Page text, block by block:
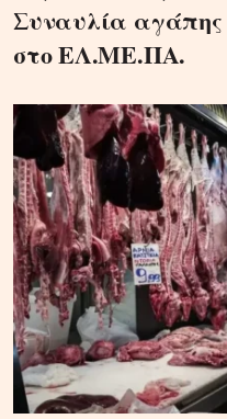
Συναυλία αγάπης
στο ΕΛ.ΜΕ.ΠΑ.